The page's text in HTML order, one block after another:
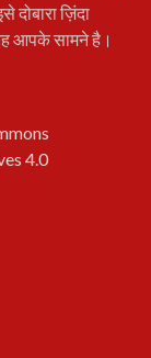
ज़िंदा
आपके सामने है।
4.0